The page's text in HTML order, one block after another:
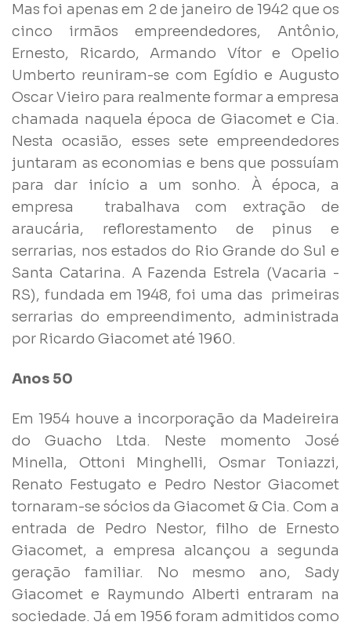
Mas foi apenas em 2 de janeiro de 1942 que os
cinco irmãos empreendedores, Antônio,
Ernesto, Ricardo, Armando Vítor e Opelio
Umberto reuniram-se com Egídio e Augusto
Oscar Vieiro para realmente formar a empresa
chamada naquela época de Giacomet e Cia.
Nesta ocasião, esses sete empreendedores
juntaram as economias e bens que possuíam
para dar início a um sonho. À época, a
empresa trabalhava com extração de
araucária, reflorestamento de pinus e
serrarias, nos estados do Rio Grande do Sul e
Santa Catarina. A Fazenda Estrela (Vacaria -
RS), fundada em 1948, foi uma das primeiras
serrarias do empreendimento, administrada
por Ricardo Giacomet até 1960.
Anos 50
Em 1954 houve a incorporação da Madeireira
do Guacho Ltda. Neste momento José
Minella, Ottoni Minghelli, Osmar Toniazzi,
Renato Festugato e Pedro Nestor Giacomet
tornaram-se sócios da Giacomet & Cia. Com a
entrada de Pedro Nestor, filho de Ernesto
Giacomet, a empresa alcançou a segunda
geração familiar. No mesmo ano, Sady
Giacomet e Raymundo Alberti entraram na
sociedade. Já em 1956 foram admitidos como